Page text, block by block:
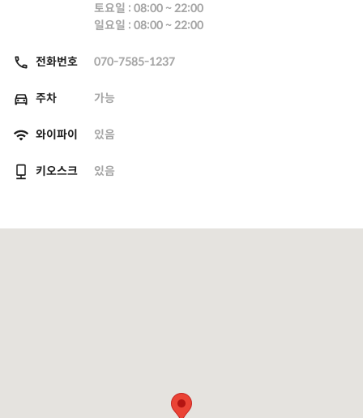
토요일 : 08:00 ~ 22:00
일요일 : 08:00 ~ 22:00
전화번호 070-7585-1237
주차 가능
와이파이 있음
키오스크 있음